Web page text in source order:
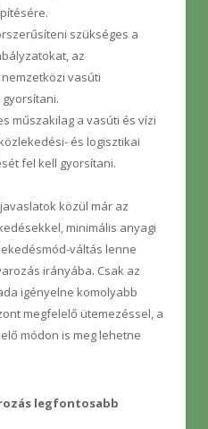
szükséges a
az
vasúti
műszakilag a vasúti és vízi
és logisztikai
fel kell gyorsítani.
közül már az
minimális anyagi
váltás lenne
irányába. Csak az
igényelne komolyabb
megfelelő ütemezéssel, a
módon is meg lehetne
legfontosabb